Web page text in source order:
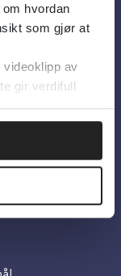
hvordan
som gjør at
videoklipp av
gir verdifull